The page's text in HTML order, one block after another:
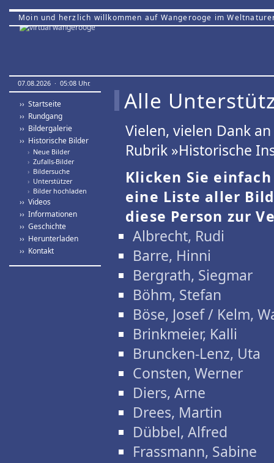
Moin und herzlich willkommen auf Wangerooge im
07.08.2026 · 05:08 Uhr.
›› Startseite
›› Rundgang
›› Bildergalerie
›› Historische Bilder
› Neue Bilder
› Zufalls-Bilder
› Bildersuche
› Unterstützer
› Bilder hochladen
›› Videos
›› Informationen
›› Geschichte
›› Herunterladen
›› Kontakt
Alle
Vielen, vielen Dank
Rubrik »Historische
Klicken Sie
eine Liste aller
diese Person zur
Albrecht, Rudi
Barre, Hinni
Bergrath, Siegmar
Böhm, Stefan
Böse, Josef / Kelm,
Brinkmeier, Kalli
Bruncken-Lenz, Uta
Consten, Werner
Diers, Arne
Drees, Martin
Dübbel, Alfred
Frassmann, Sabine